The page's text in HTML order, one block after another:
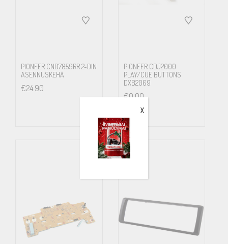
PIONEER CND7859RR 2-DIN
ASENNUSKEHÄ
€24.90
PIONEER CDJ2000
PLAY/CUE BUTTONS
DXB2069
€0.00
X